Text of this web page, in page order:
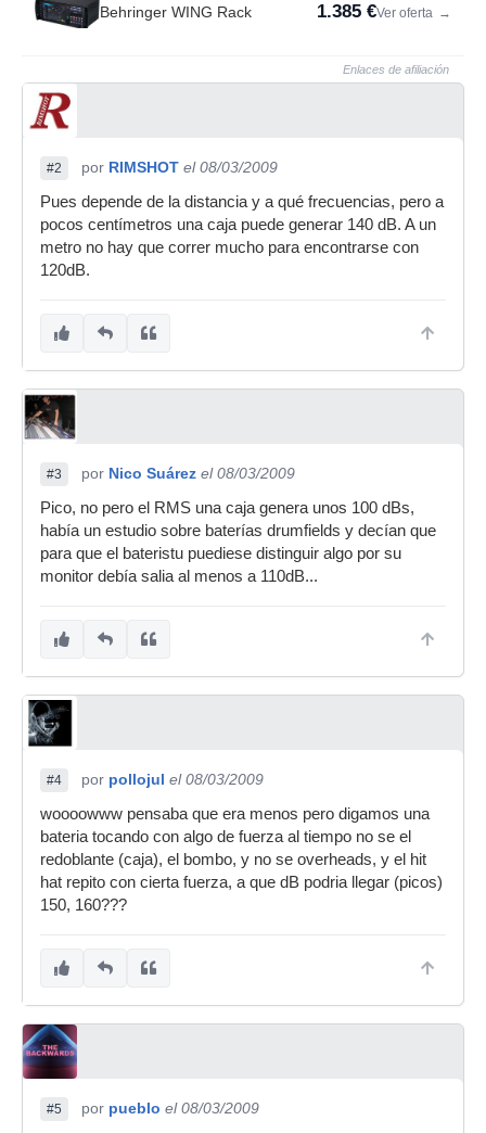
Behringer WING Rack 1.385 €Ver oferta →
Enlaces de afiliación
#2 por RIMSHOT el 08/03/2009
Pues depende de la distancia y a qué frecuencias, pero a
pocos centímetros una caja puede generar 140 dB. A un
metro no hay que correr mucho para encontrarse con
120dB.
#3 por Nico Suárez el 08/03/2009
Pico, no pero el RMS una caja genera unos 100 dBs,
había un estudio sobre baterías drumfields y decían que
para que el bateristu puediese distinguir algo por su
monitor debía salia al menos a 110dB...
#4 por pollojul el 08/03/2009
woooowww pensaba que era menos pero digamos una
bateria tocando con algo de fuerza al tiempo no se el
redoblante (caja), el bombo, y no se overheads, y el hit
hat repito con cierta fuerza, a que dB podria llegar (picos)
150, 160???
#5 por pueblo el 08/03/2009